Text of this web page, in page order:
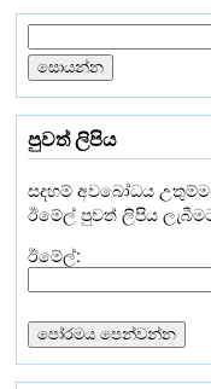
පුවත් ලිපිය
සදහම් අවබෝධය
ඊමේල් පුවත් ලිපිය
ඊමේල්: